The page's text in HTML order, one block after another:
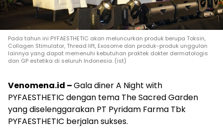
Pada tahun ini PYFAESTHETIC akan meluncurkan produk berupa Toksin,
Collagen Stimulator, Thread lift, Exosome dan produk-produk unggulan
lainnya yang dapat memenuhi kebutuhan praktek dokter dermatologis
dan GP estetika di seluruh Indonesia. (ist)
Venomena.id –Gala diner A Night with
PYFAESTHETIC dengan tema The Sacred Garden
yang diselenggarakan PT Pyridam Farma Tbk
PYFAESTHETIC berjalan sukses.